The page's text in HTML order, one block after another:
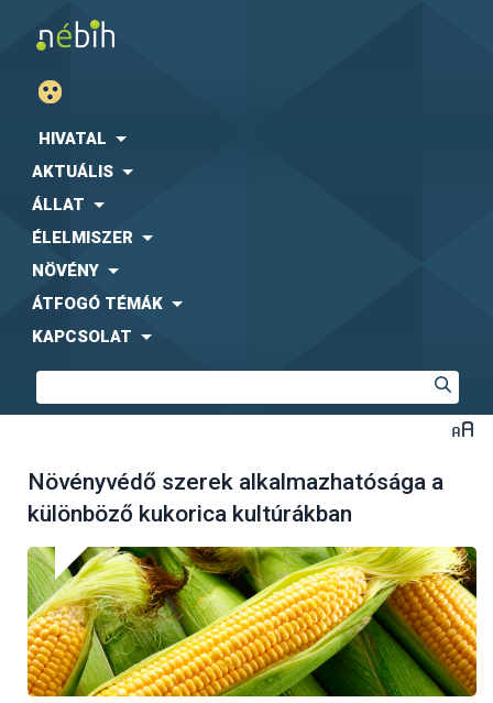
HIVATAL
AKTUÁLIS
ÁLLAT
ÉLELMISZER
NÖVÉNY
ÁTFOGÓ TÉMÁK
KAPCSOLAT
Növényvédő szerek alkalmazhatósága a
különböző kukorica kultúrákban